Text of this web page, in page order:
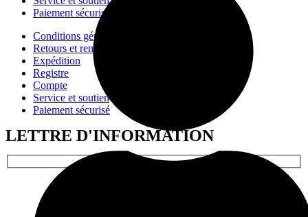
Paiement sécurisé
Conditions générales d'utilisation
Retours et remboursements
Expédition
Registre
Compte
Service et soutien
Paiement sécurisé
LETTRE D'INFORMATION